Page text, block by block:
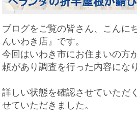
ブログをご覧の皆さん、こんに
んいわき店』です。
今回はいわき市にお住まいの方
頼があり調査を行った内容にな
詳しい状態を確認させていただ
せていただきました。